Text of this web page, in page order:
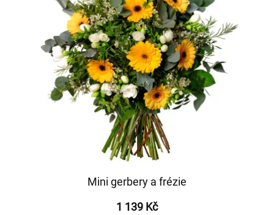
Mini gerbery a frézie
1 139 Kč